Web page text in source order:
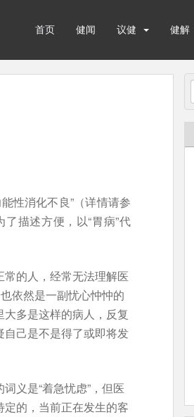
首页 健闻 议健 健解
性消化不良”（详情请参
描述方便，以“胃病”代
的人，经常无法理解医
依然是一副忧心忡忡的
多是这样的病人，反复
己是不是得了或即将发
义是“着急忧虑”，但医
的，当前正在发生的客